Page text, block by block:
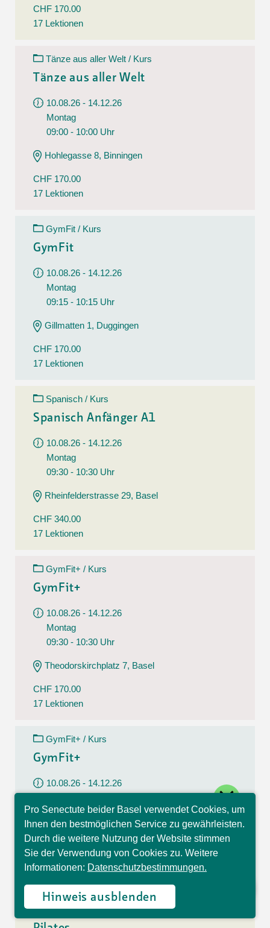
CHF 170.00
17 Lektionen
Tänze aus aller Welt / Kurs
Tänze aus aller Welt
10.08.26 - 14.12.26
Montag
09:00 - 10:00 Uhr
Hohlegasse 8, Binningen
CHF 170.00
17 Lektionen
GymFit / Kurs
GymFit
10.08.26 - 14.12.26
Montag
09:15 - 10:15 Uhr
Gillmatten 1, Duggingen
CHF 170.00
17 Lektionen
Spanisch / Kurs
Spanisch Anfänger A1
10.08.26 - 14.12.26
Montag
09:30 - 10:30 Uhr
Rheinfelderstrasse 29, Basel
CHF 340.00
17 Lektionen
GymFit+ / Kurs
GymFit+
10.08.26 - 14.12.26
Montag
09:30 - 10:30 Uhr
Theodorskirchplatz 7, Basel
CHF 170.00
17 Lektionen
GymFit+ / Kurs
GymFit+
10.08.26 - 14.12.26
09:30 - 10:30 Uhr
Belchenstrasse 15, Basel
CHF 170.00
17 Lektionen
Pilates / Kurs
Pro Senectute beider Basel verwendet Cookies, um
Ihnen den bestmöglichen Service zu gewährleisten.
Durch die weitere Nutzung der Website stimmen
Sie der Verwendung von Cookies zu. Weitere
Informationen: Datenschutzbestimmungen.
Hinweis ausblenden
Hallo, ich bin Sophia und
beantworte gerne Ihre
Fragen.
close